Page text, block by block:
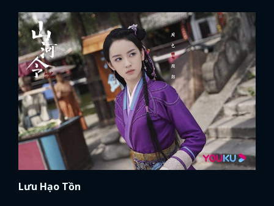
Lưu Hạo Tồn